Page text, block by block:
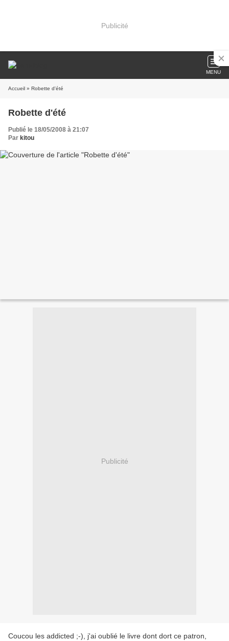
Publicité
MENU
Accueil » Robette d'été
Robette d'été
Publié le 18/05/2008 à 21:07
Par kitou
Publicité
Coucou les addicted ;-), j'ai oublié le livre dont dort ce patron,